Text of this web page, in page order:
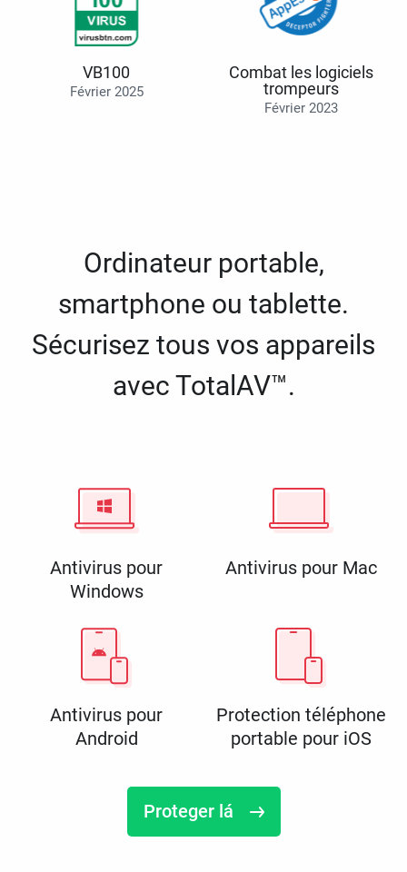
VB100
Février 2025
Combat les logiciels
trompeurs
Février 2023
Ordinateur portable,
smartphone ou tablette.
Sécurisez tous vos appareils
avec TotalAV™.
Antivirus pour
Windows
Antivirus pour Mac
Antivirus pour
Android
Protection téléphone
portable pour iOS
Proteger lá